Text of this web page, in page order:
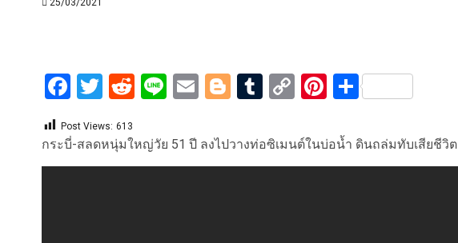
25/03/2021
Facebook
Twitter
Reddit
LineEmailBlogger
Tumblr
CopyPinterest
Share
Post Views: 613
กระบี่-สลดหนุ่มใหญ่วัย 51 ปี ลงไปวางท่อซิเมนต์ในบ่อน้ำ ดินถล่มทับเสียชีวิต